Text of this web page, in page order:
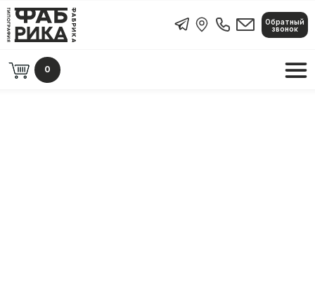
Обратный
звонок
0